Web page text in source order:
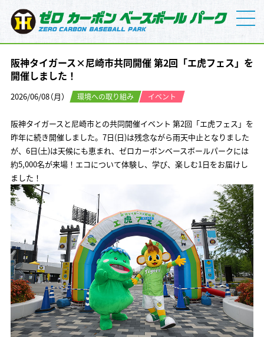
阪神タイガース×尼崎市共同開催 第2回「エ虎フェス」を
開催しました！
2026/06/08（月） 環境への取り組み イベント
阪神タイガースと尼崎市との共同開催イベント 第2回「エ虎フェス」を
昨年に続き開催しました。7日(日)は残念ながら雨天中止となりました
が、6日(土)は天候にも恵まれ、ゼロカーボンベースボールパークには
約5,000名が来場！エコについて体験し、学び、楽しむ1日をお届けし
ました！